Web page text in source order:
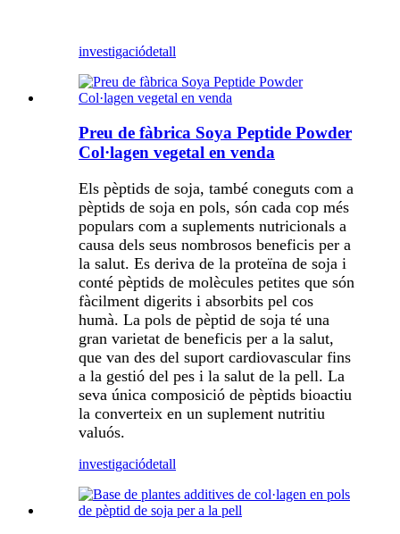
investigaciódetall
Preu de fàbrica Soya Peptide Powder
Col·lagen vegetal en venda
Els pèptids de soja, també coneguts com a
pèptids de soja en pols, són cada cop més
populars com a suplements nutricionals a
causa dels seus nombrosos beneficis per a
la salut. Es deriva de la proteïna de soja i
conté pèptids de molècules petites que són
fàcilment digerits i absorbits pel cos
humà. La pols de pèptid de soja té una
gran varietat de beneficis per a la salut,
que van des del suport cardiovascular fins
a la gestió del pes i la salut de la pell. La
seva única composició de pèptids bioactiu
la converteix en un suplement nutritiu
valuós.
investigaciódetall